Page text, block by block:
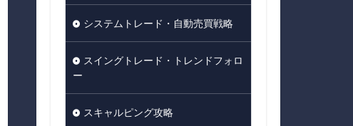
システムトレード・自動売買戦略
スイングトレード・トレンドフォロ
ー
スキャルピング攻略